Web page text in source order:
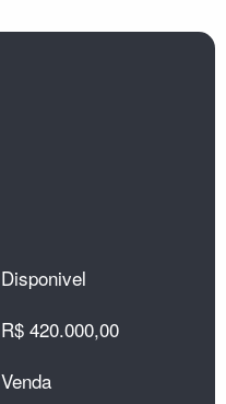
Disponivel
R$ 420.000,00
Venda